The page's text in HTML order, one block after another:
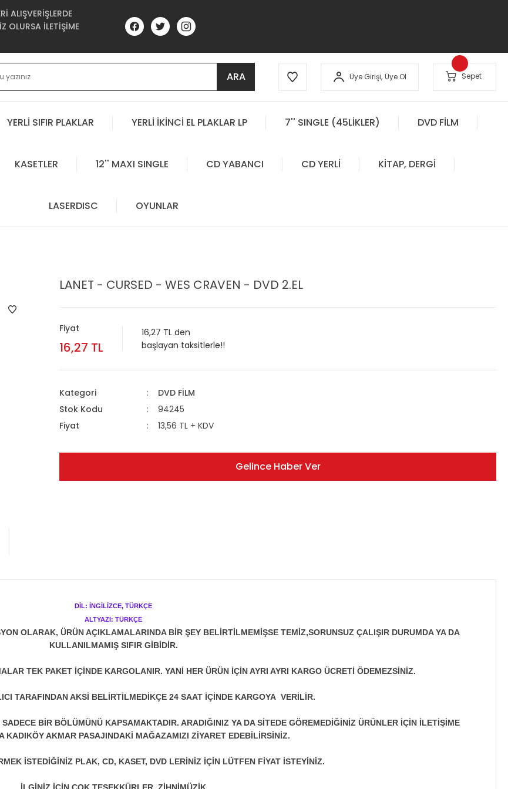
ALIŞVERİŞLERDE
OLURSA İLETİŞİME
ARA Üye Girişi, Üye Ol Sepet
YERLİ SIFIR PLAKLAR YERLİ İKİNCİ EL PLAKLAR LP 7'' SINGLE (45LİKLER) DVD FİLM
KASETLER 12'' MAXI SINGLE CD YABANCI CD YERLİ KİTAP, DERGİ
LASERDISC OYUNLAR
LANET - CURSED - WES CRAVEN - DVD 2.EL
Fiyat
16,27 TL
16,27 TL den
başlayan taksitlerle!!
Kategori
DVD FİLM
Stok Kodu
94245
Fiyat
13,56 TL + KDV
Gelince Haber Ver
DİL: İNGİLİZCE, TÜRKÇE
ALTYAZI: TÜRKÇE
OLARAK, ÜRÜN AÇIKLAMALARINDA BİR ŞEY BELİRTİLMEMİŞSE TEMİZ,SORUNSUZ ÇALIŞIR DURUMDA YA DA
KULLANILMAMIŞ SIFIR GİBİDİR.
TEK PAKET İÇİNDE KARGOLANIR. YANİ HER ÜRÜN İÇİN AYRI AYRI KARGO ÜCRETİ ÖDEMEZSİNİZ.
TARAFINDAN AKSİ BELİRTİLMEDİKÇE 24 SAAT İÇİNDE KARGOYA VERİLİR.
BİR BÖLÜMÜNÜ KAPSAMAKTADIR. ARADIĞINIZ YA DA SİTEDE GÖREMEDİĞİNİZ ÜRÜNLER İÇİN İLETİŞİME
KADIKÖY AKMAR PASAJINDAKİ MAĞAZAMIZI ZİYARET EDEBİLİRSİNİZ.
İSTEDİĞİNİZ PLAK, CD, KASET, DVD LERİNİZ İÇİN LÜTFEN FİYAT İSTEYİNİZ.